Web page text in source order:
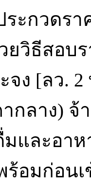
ระกวดรา
ยวิธีสอบ
จง [ลว.
กลาง) จ้
และอาห
ร้อมก่อน